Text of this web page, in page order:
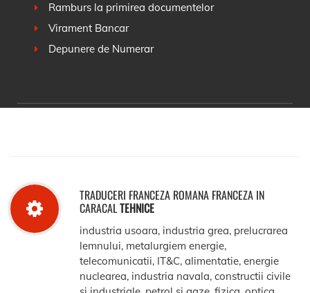
Ramburs la primirea documentelor
Virament Bancar
Depunere de Numerar
TRADUCERI FRANCEZA ROMANA FRANCEZA IN
CARACALTEHNICE
industria usoara, industria grea, prelucrarea
lemnului, metalurgiem energie,
telecomunicatii, IT&C, alimentatie, energie
nuclearea, industria navala, constructii civile